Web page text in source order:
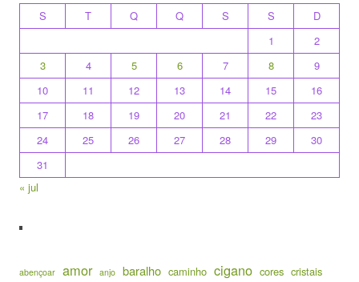
S
T Q Q S S
D
1
2
3
4 5 6 7 8
9
10
11 12 13 14 15
16
17
18 19 20 21 22
23
24
25 26 27 28 29
30
31
« jul
abençoar amor anjo baralho caminho cigano cores cristais